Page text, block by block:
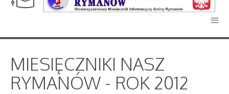
MIESIĘCZNIKI NASZ
RYMANÓW - ROK 2012